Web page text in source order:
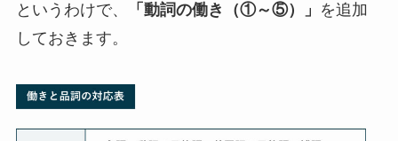
というわけで、 「動詞の働き（①～⑤）」 を追加
しておきます。